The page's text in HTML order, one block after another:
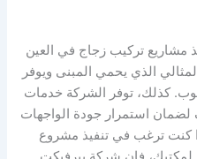
مشاريع تركيب زجاج في العين
الذي يحمي المبنى ويوفر
كذلك، توفر الشركة خدمات
لضمان استمرار جودة الواجهات
كنت ترغب في تنفيذ مشروع